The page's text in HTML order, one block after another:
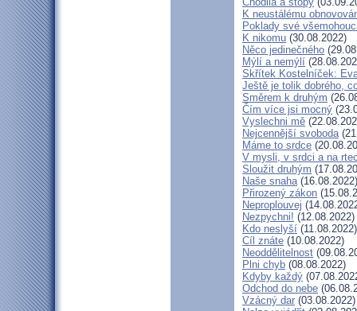
K neustálému
Poklady své
K nikomu (30.08.2022)
Něco jedinečného
Mýlí a nemýlí
Skřítek Kostelníček:
Ještě je tolik dobrého,
Směrem k druhým
Čím více jsi mocný
Vyslechni mě
Nejcennější svoboda
Máme to srdce
V mysli, v srdci a na
Sloužit druhým
Naše snaha(16.08.2022)
Přirozený zákon
Neproplouvej
Nezpychni! (12.08.2022)
Kdo neslyší (11.08.2022)
Cíl znáte (10.08.2022)
Neoddělitelnost
Plni chyb (08.08.2022)
Kdyby každý
Odchod do nebe
Vzácný dar (03.08.2022)